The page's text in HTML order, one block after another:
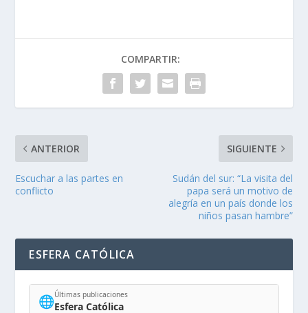
COMPARTIR:
ANTERIOR
Escuchar a las partes en
conflicto
SIGUIENTE
Sudán del sur: “La visita del
papa será un motivo de
alegría en un país donde los
niños pasan hambre”
ESFERA CATÓLICA
🌐Últimas publicaciones
Esfera Católica